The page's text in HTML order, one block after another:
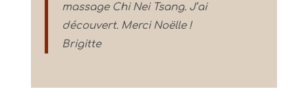
massage Chi Nei Tsang. J’ai
découvert. Merci Noëlle !
Brigitte